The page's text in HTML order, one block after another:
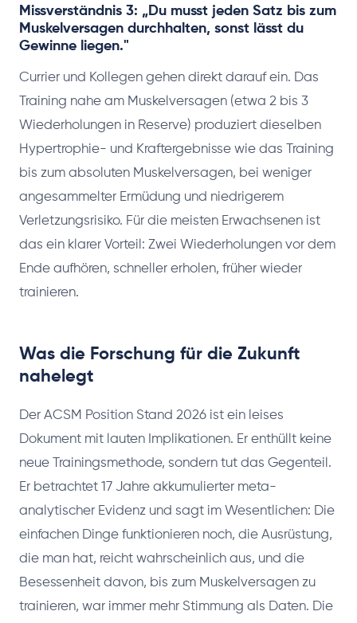
Missverständnis 3: „Du musst jeden Satz bis zum
Muskelversagen durchhalten, sonst lässt du
Gewinne liegen."
Currier und Kollegen gehen direkt darauf ein. Das
Training nahe am Muskelversagen (etwa 2 bis 3
Wiederholungen in Reserve) produziert dieselben
Hypertrophie- und Kraftergebnisse wie das Training
bis zum absoluten Muskelversagen, bei weniger
angesammelter Ermüdung und niedrigerem
Verletzungsrisiko. Für die meisten Erwachsenen ist
das ein klarer Vorteil: Zwei Wiederholungen vor dem
Ende aufhören, schneller erholen, früher wieder
trainieren.
Was die Forschung für die Zukunft
nahelegt
Der ACSM Position Stand 2026 ist ein leises
Dokument mit lauten Implikationen. Er enthüllt keine
neue Trainingsmethode, sondern tut das Gegenteil.
Er betrachtet 17 Jahre akkumulierter meta-
analytischer Evidenz und sagt im Wesentlichen: Die
einfachen Dinge funktionieren noch, die Ausrüstung,
die man hat, reicht wahrscheinlich aus, und die
Besessenheit davon, bis zum Muskelversagen zu
trainieren, war immer mehr Stimmung als Daten. Die